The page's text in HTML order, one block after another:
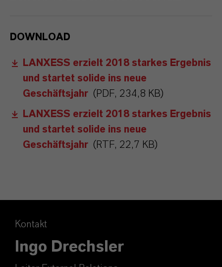
DOWNLOAD
LANXESS erzielt 2018 starkes Ergebnis
und startet solide ins neue
Geschäftsjahr (PDF, 234,8 KB)
LANXESS erzielt 2018 starkes Ergebnis
und startet solide ins neue
Geschäftsjahr (RTF, 22,7 KB)
Kontakt
Ingo Drechsler